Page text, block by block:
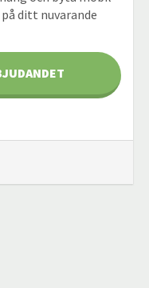
ditt nuvarande